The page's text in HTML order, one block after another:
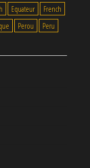
Equateur
French
Perou Peru